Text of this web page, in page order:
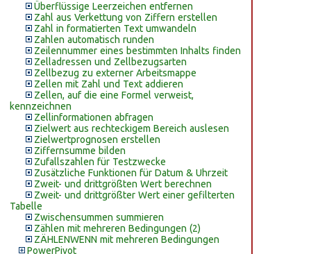
Überflüssige Leerzeichen entfernen
Zahl aus Verkettung von Ziffern erstellen
Zahl in formatierten Text umwandeln
Zahlen automatisch runden
Zeilennummer eines bestimmten Inhalts finden
Zelladressen und Zellbezugsarten
Zellbezug zu externer Arbeitsmappe
Zellen mit Zahl und Text addieren
Zellen, auf die eine Formel verweist,
kennzeichnen
Zellinformationen abfragen
Zielwert aus rechteckigem Bereich auslesen
Zielwertprognosen erstellen
Ziffernsumme bilden
Zufallszahlen für Testzwecke
Zusätzliche Funktionen für Datum & Uhrzeit
Zweit- und drittgrößten Wert berechnen
Zweit- und drittgrößter Wert einer gefilterten
Tabelle
Zwischensummen summieren
Zählen mit mehreren Bedingungen (2)
ZÄHLENWENN mit mehreren Bedingungen
PowerPivot